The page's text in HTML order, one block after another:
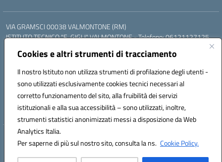
Cookies e altri strumenti di tracciamento
Il nostro Istituto non utilizza strumenti di profilazione degli utenti -
sono utilizzati esclusivamente cookies tecnici necessari al
corretto funzionamento del sito, alla fruibilità dei servizi
istituzionali e alla sua accessibilità – sono utilizzati, inoltre,
strumenti statistici anonimizzati messi a disposizione da Web
Analytics Italia.
Per saperne di più sul nostro sito, consulta la ns. Cookie Policy.
VIA GRAMSCI 00038 VALMONTONE (RM)
ISTITUTO TECNICO "E. GIGLI" VALMONTONE - Telefono: 06121127125
06121126825
LICEO DELLE SCIENZE UMANE "P.L. NERVI" SEGNI - Telefono:
Mail: RMIS099002@istruzione.it - PEC: RMIS099002@pec.istruzione.it
Codice meccanografico: RMIS099002
Codice fiscale: 95036960581
Hosting & Powered by 3D Solution S.r.l.
Concept & Design by Designers Italia